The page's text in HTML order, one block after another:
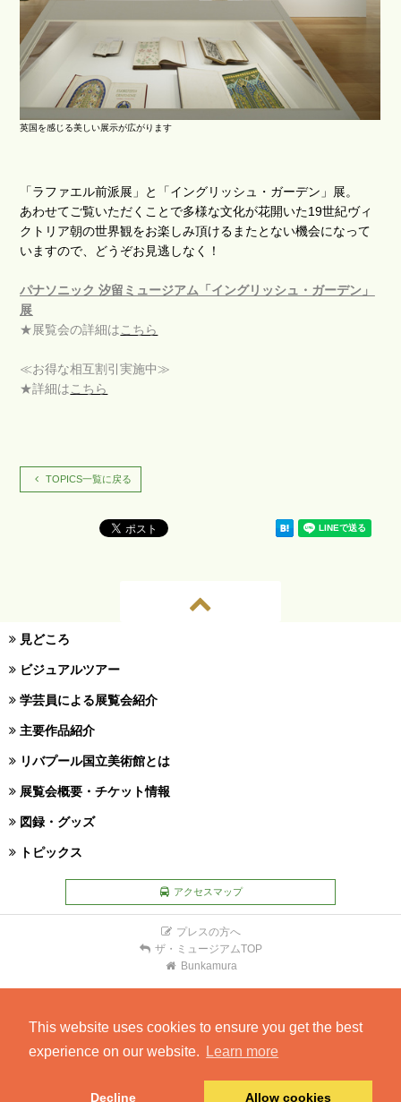
This website uses cookies to ensure you get the best
experience on our website.
Learn more
Decline Allow cookies
英国を感じる美しい展示が広がります
「ラファエル前派展」と「イングリッシュ・ガーデン」展。
あわせてご覧いただくことで多様な文化が花開いた19世紀ヴィ
クトリア朝の世界観をお楽しみ頂けるまたとない機会になって
いますので、どうぞお見逃しなく！
パナソニック 汐留ミュージアム「イングリッシュ・ガーデン」
展
★展覧会の詳細は こちら
≪お得な相互割引実施中≫
★詳細は こちら
TOPICS一覧に戻る
見どころ
ビジュアルツアー
学芸員による展覧会紹介
主要作品紹介
リバプール国立美術館とは
展覧会概要・チケット情報
図録・グッズ
トピックス
アクセスマップ
プレスの方へ
ザ・ミュージアムTOP
Bunkamura